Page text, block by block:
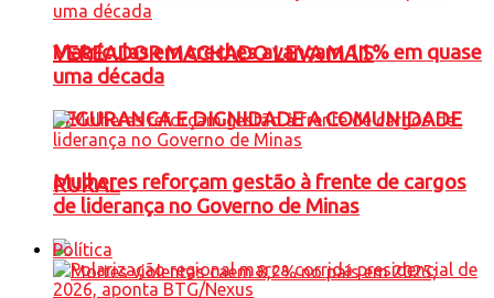
VEREADOR MACHADO LEVA MAIS
SEGURANCA E DIGNIDADE A COMUNIDADE
RURAL
Matrículas em creches avançam 11% em quase
uma década
Mulheres reforçam gestão à frente de cargos
de liderança no Governo de Minas
Política